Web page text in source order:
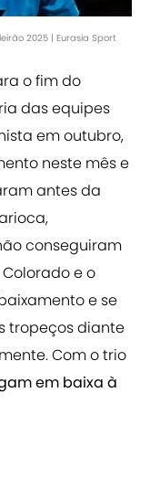
2025 | Eurasia Sport
o fim do
das equipes
em outubro,
neste mês e
antes da
conseguiram
e o
e se
tropeços diante
Com o trio
em baixa à